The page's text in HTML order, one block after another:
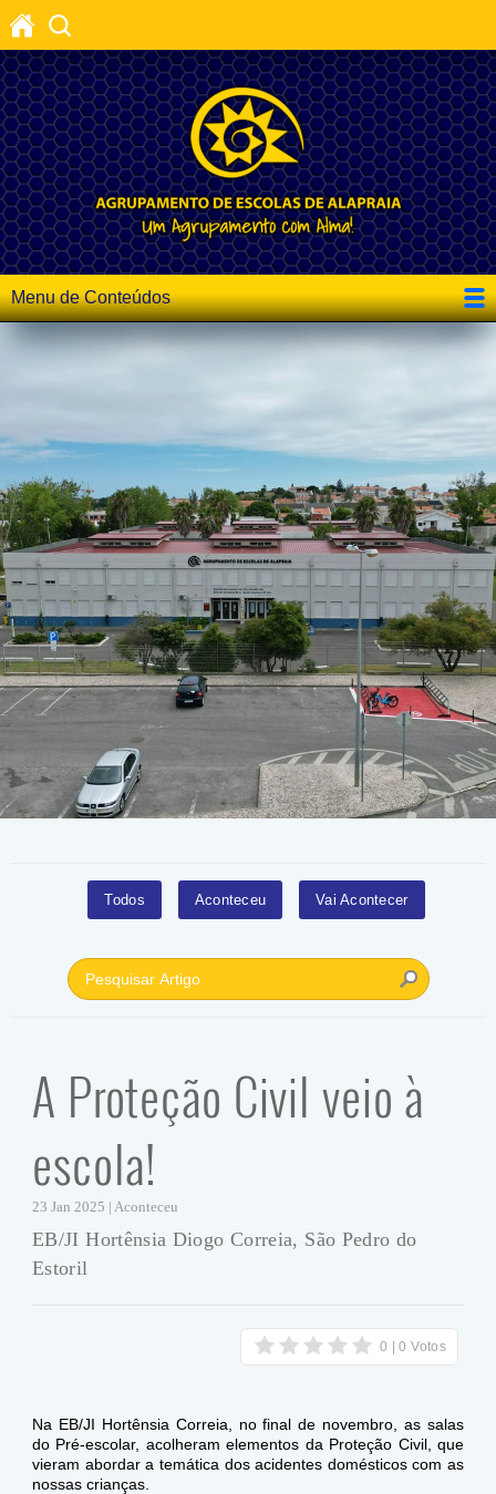
Menu de Conteúdos
Todos Aconteceu Vai Acontecer
A Proteção Civil veio à
escola!
23 Jan 2025 | Aconteceu
EB/JI Hortênsia Diogo Correia, São Pedro do
Estoril
Na EB/JI Hortênsia Correia, no final de novembro, as salas
do Pré-escolar, acolheram elementos da Proteção Civil, que
vieram abordar a temática dos acidentes domésticos com as
nossas crianças.